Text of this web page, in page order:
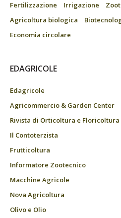
Fertilizzazione
Irrigazione
Agricoltura biologica
Economia circolare
EDAGRICOLE
Edagricole
Agricommercio & Garden Center
Rivista di Orticoltura e Floricoltura
Il Contoterzista
Frutticoltura
Informatore Zootecnico
Macchine Agricole
Nova Agricoltura
Olivo e Olio